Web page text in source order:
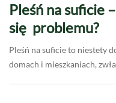
Pleśń na suficie
się problemu?
Pleśń na suficie to niestety
domach i mieszkaniach,